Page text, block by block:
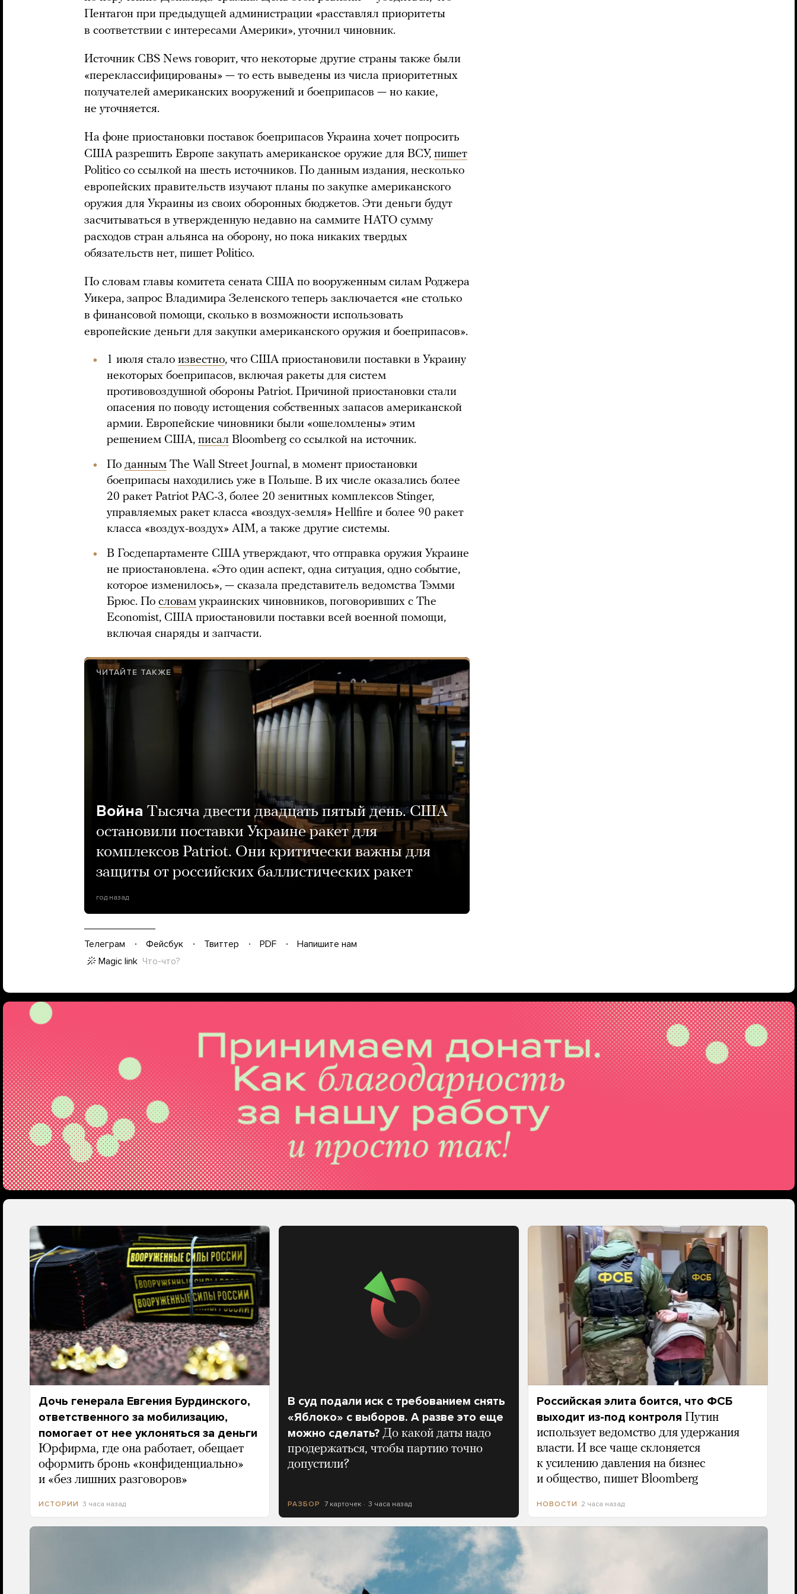
Пентагон при предыдущей администрации «расставлял приоритеты
в соответствии с интересами Америки», уточнил чиновник.
Источник CBS News говорит, что некоторые другие страны также были
«переклассифицированы» — то есть выведены из числа приоритетных
получателей американских вооружений и боеприпасов — но какие,
не уточняется.
На фоне приостановки поставок боеприпасов Украина хочет попросить
США разрешить Европе закупать американское оружие для ВСУ, пишет
Politico со ссылкой на шесть источников. По данным издания, несколько
европейских правительств изучают планы по закупке американского
оружия для Украины из своих оборонных бюджетов. Эти деньги будут
засчитываться в утвержденную недавно на саммите НАТО сумму
расходов стран альянса на оборону, но пока никаких твердых
обязательств нет, пишет Politico.
По словам главы комитета сената США по вооруженным силам Роджера
Уикера, запрос Владимира Зеленского теперь заключается «не столько
в финансовой помощи, сколько в возможности использовать
европейские деньги для закупки американского оружия и боеприпасов».
1 июля стало известно, что США приостановили поставки в Украину
некоторых боеприпасов, включая ракеты для систем
противовоздушной обороны Patriot. Причиной приостановки стали
опасения по поводу истощения собственных запасов американской
армии. Европейские чиновники были «ошеломлены» этим
решением США, писал Bloomberg со ссылкой на источник.
По данным The Wall Street Journal, в момент приостановки
боеприпасы находились уже в Польше. В их числе оказались более
20 ракет Patriot PAC-3, более 20 зенитных комплексов Stinger,
управляемых ракет класса «воздух-земля» Hellfire и более 90 ракет
класса «воздух-воздух» AIM, а также другие системы.
В Госдепартаменте США утверждают, что отправка оружия Украине
не приостановлена. «Это один аспект, одна ситуация, одно событие,
которое изменилось», — сказала представитель ведомства Тэмми
Брюс. По словам украинских чиновников, поговоривших с The
Economist, США приостановили поставки всей военной помощи,
включая снаряды и запчасти.
ЧИТАЙТЕ ТАКЖЕ
Война Тысяча двести двадцать пятый день. США
остановили поставки Украине ракет для
комплексов Patriot. Они критически важны для
защиты от российских баллистических ракет
год назад
Телеграм Фейсбук Твиттер PDF
Напишите нам
Magic link Что-что?
Дочь генерала Евгения Бурдинского,
ответственного за мобилизацию,
помогает от нее уклоняться за деньги
Юрфирма, где она работает, обещает
оформить бронь «конфиденциально»
и «без лишних разговоров»
ИСТОРИИ 3 часа назад
В суд подали иск с требованием снять
«Яблоко» с выборов. А разве это еще
можно сделать? До какой даты надо
продержаться, чтобы партию точно
допустили?
РАЗБОР 7 карточек 3 часа назад
Российская элита боится, что ФСБ
выходит из-под контроля Путин
использует ведомство для удержания
власти. И все чаще склоняется
к усилению давления на бизнес
и общество, пишет Bloomberg
НОВОСТИ 2 часа назад